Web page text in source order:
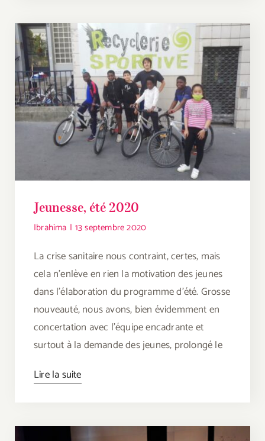
Jeunesse, été 2020
Ibrahima | 13 septembre 2020
La crise sanitaire nous contraint, certes, mais
cela n’enlève en rien la motivation des jeunes
dans l’élaboration du programme d’été. Grosse
nouveauté, nous avons, bien évidemment en
concertation avec l’équipe encadrante et
surtout à la demande des jeunes, prolongé le
Lire la suite